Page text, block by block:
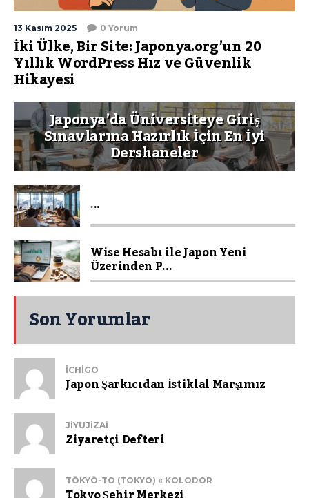
13 Kasım 2025 0 Yorum
İki Ülke, Bir Site: Japonya.org’un 20
Yıllık WordPress Hız ve Güvenlik
Hikayesi
Japonya’da Üniversiteye Giriş
Sınavlarına Hazırlık İçin En İyi
Dershaneler
...
Wise Hesabı ile Japon Yeni
Üzerinden P...
Son Yorumlar
ICHIGO
Japon Şarkıcıdan İstiklal Marşımız
JIYUJIZAI
Ziyaretçi Defteri
TŌKYŌ-TO (TOKYO) « KOLODOR